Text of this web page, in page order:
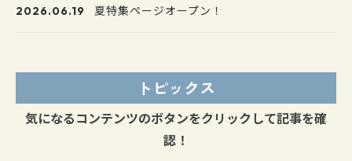
2026.06.19 夏特集ページオープン！
トピックス
気になるコンテンツのボタンをクリックして記事を確
認！